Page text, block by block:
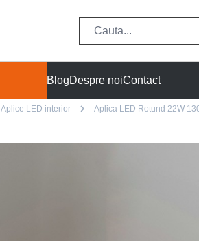
BlogDespre noiContact
Aplice LED interior Aplica LED Rotund 22W